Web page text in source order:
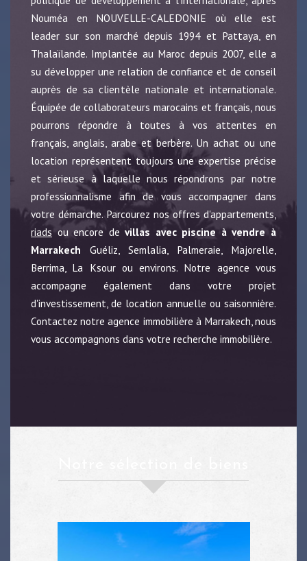
Nouméa en NOUVELLE-CALEDONIE où elle est
leader sur son marché depuis 1994 et Pattaya, en
Thalaïlande. Implantée au Maroc depuis 2007, elle a
su développer une relation de confiance et de conseil
auprès de sa clientèle nationale et internationale.
Équipée de collaborateurs marocains et français, nous
pourrons répondre à toutes à vos attentes en
français, anglais, arabe et berbère. Un achat ou une
location représentent toujours une expertise précise
et sérieuse à laquelle nous répondrons par notre
professionnalisme afin de vous accompagner dans
votre démarche. Parcourez nos offres d'appartements,
riads ou encore devillas avec piscine à vendre à
Marrakech Guéliz, Semlalia, Palmeraie, Majorelle,
Berrima, La Ksour ou environs. Notre agence vous
accompagne également dans votre projet
d'investissement, de location annuelle ou saisonnière.
Contactez notre agence immobilière à Marrakech, nous
vous accompagnons dans votre recherche immobilière.